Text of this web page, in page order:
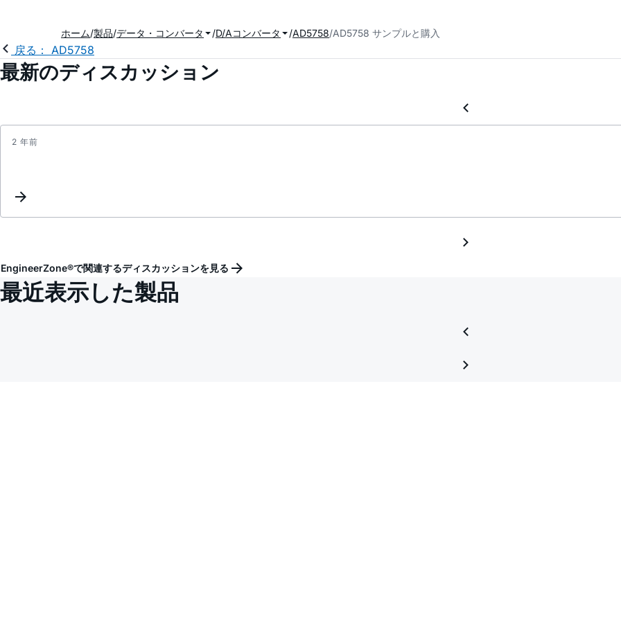
ホーム 製品 データ・コンバータ D/Aコンバータ AD5758 AD5758 サンプルと購入
戻る： AD5758
最新のディスカッション
2 年前
EngineerZone®で関連するディスカッションを見る
最近表示した製品